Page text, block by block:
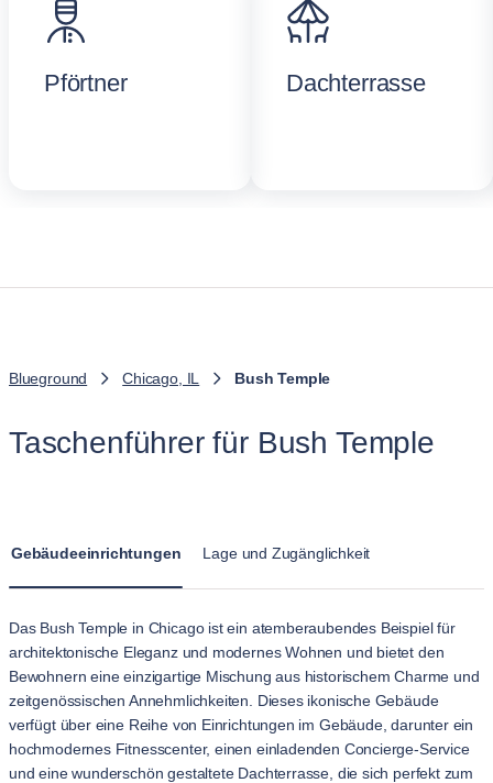
Pförtner Dachterrasse
Blueground Chicago, IL Bush Temple
Taschenführer für Bush Temple
Gebäudeeinrichtungen Lage und Zugänglichkeit
Das Bush Temple in Chicago ist ein atemberaubendes Beispiel für
architektonische Eleganz und modernes Wohnen und bietet den
Bewohnern eine einzigartige Mischung aus historischem Charme und
zeitgenössischen Annehmlichkeiten. Dieses ikonische Gebäude
verfügt über eine Reihe von Einrichtungen im Gebäude, darunter ein
hochmodernes Fitnesscenter, einen einladenden Concierge-Service
und eine wunderschön gestaltete Dachterrasse, die sich perfekt zum